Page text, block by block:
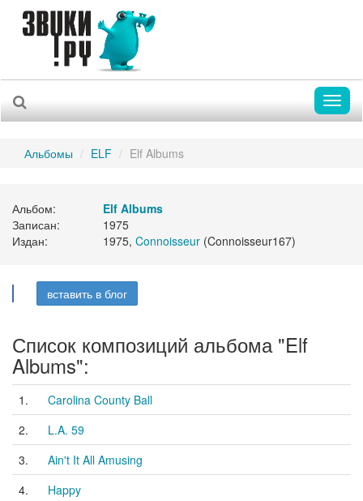
Альбомы ELF Elf Albums
Альбом:
Elf Albums
Записан:
1975
Издан:
1975, Connoisseur (Connoisseur167)
вставить в блог
Список композиций альбома "Elf
Albums":
1.
Carolina County Ball
2.
L.A. 59
3.
Ain't It All Amusing
4.
Happy